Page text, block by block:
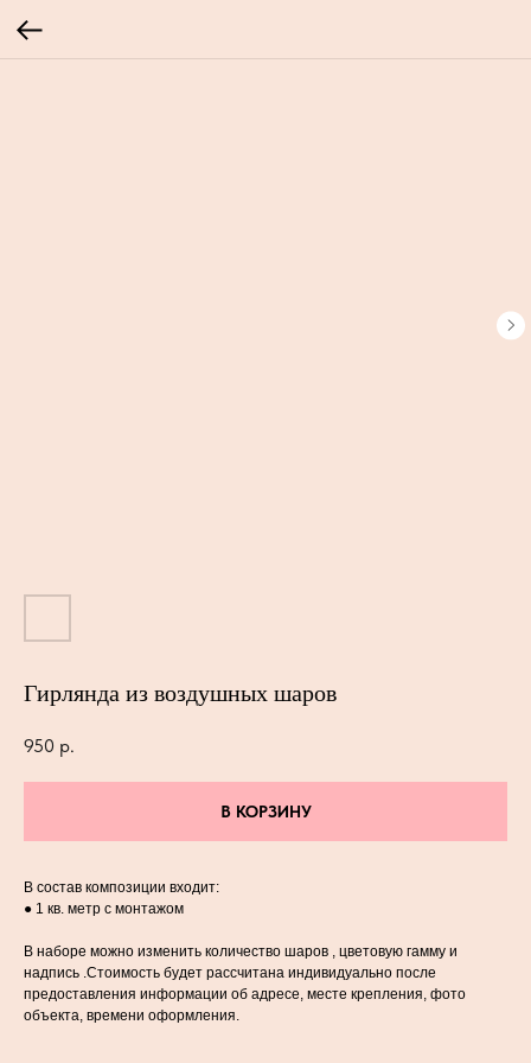
Гирлянда из воздушных шаров
950 р.
В КОРЗИНУ
В состав композиции входит:
● 1 кв. метр с монтажом
В наборе можно изменить количество шаров , цветовую гамму и
надпись .Стоимость будет рассчитана индивидуально после
предоставления информации об адресе, месте крепления, фото
объекта, времени оформления.